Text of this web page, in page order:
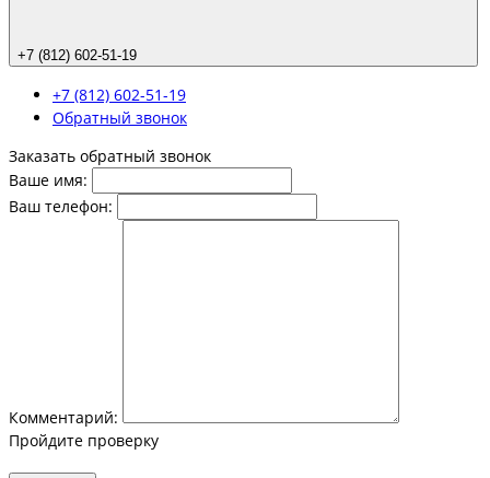
+7 (812) 602-51-19
+7 (812) 602-51-19
Обратный звонок
Заказать обратный звонок
Ваше имя:
Ваш телефон:
Комментарий:
Пройдите проверку